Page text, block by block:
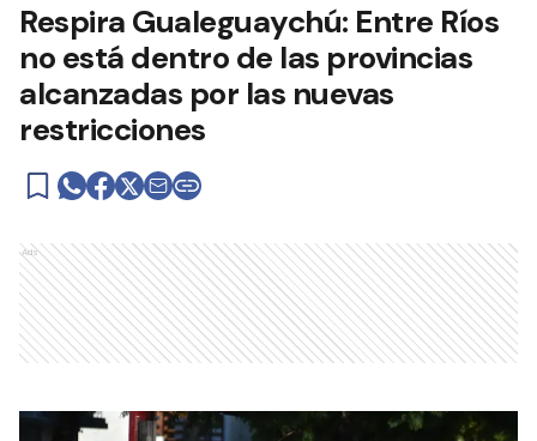
Respira Gualeguaychú: Entre Ríos
no está dentro de las provincias
alcanzadas por las nuevas
restricciones
Ads